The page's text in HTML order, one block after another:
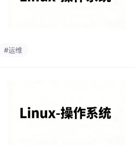
#运维